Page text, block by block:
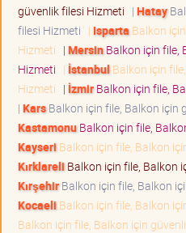
güvenlik filesi Hizmeti | Hatay
filesi Hizmeti | Isparta Balkon
Hizmeti | MersinBalkon için file,
Hizmeti | İstanbul Balkon için
Hizmeti | İzmirBalkon için file,
| KarsBalkon için file, Balkon için
KastamonuBalkon için file,
Kayseri Balkon için file, Balkon
Kırklareli Balkon için file, Balkon
KırşehirBalkon için file, Balkon
Kocaeli Balkon için file, Balkon
Balkon için file, Balkon için